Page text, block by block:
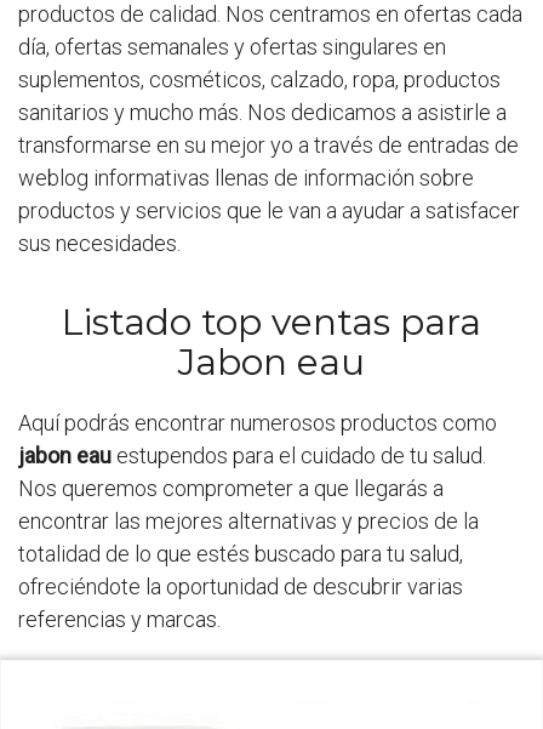
productos de calidad. Nos centramos en ofertas cada
día, ofertas semanales y ofertas singulares en
suplementos, cosméticos, calzado, ropa, productos
sanitarios y mucho más. Nos dedicamos a asistirle a
transformarse en su mejor yo a través de entradas de
weblog informativas llenas de información sobre
productos y servicios que le van a ayudar a satisfacer
sus necesidades.
Listado top ventas para
Jabon eau
Aquí podrás encontrar numerosos productos como
jabon eau estupendos para el cuidado de tu salud.
Nos queremos comprometer a que llegarás a
encontrar las mejores alternativas y precios de la
totalidad de lo que estés buscado para tu salud,
ofreciéndote la oportunidad de descubrir varias
referencias y marcas.